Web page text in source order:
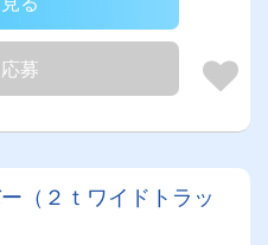
募
（２ｔワイドトラッ